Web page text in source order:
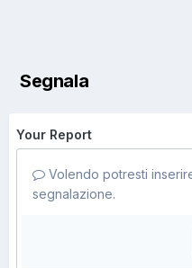
Segnala
Your Report
Volendo potresti
segnalazione.